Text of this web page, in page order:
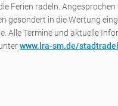
Ferien radeln.
gesondert in die Wertung
Alle Termine und aktuelle
www.lra-sm.de/